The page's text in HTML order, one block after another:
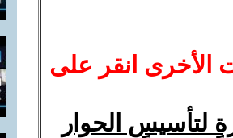
الأخرى انقر على
لتأسيس الحوار